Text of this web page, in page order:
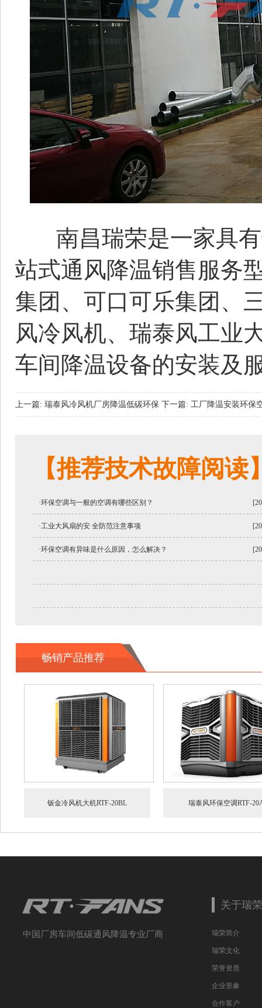
南昌瑞荣是一家具有
站式通风降温销售服务
集团、可口可乐集团、
风冷风机、瑞泰风工业
车间降温设备的安装及
上一篇: 瑞泰风冷风机厂房降温低碳环保 下一篇: 工厂降温安装环保
【推荐技术故障阅读
·环保空调与一般的空调有哪些区别？
·工业大风扇的安 全防范注意事项
·环保空调有异味是什么原因，怎么解决？
畅销产品推荐
瑞泰风环保空调RTF-20A 大型工业
中国厂房车间低碳通风降温专业厂商
关于瑞荣
瑞荣简介
瑞荣文化
荣誉资质
企业形象
合作客户